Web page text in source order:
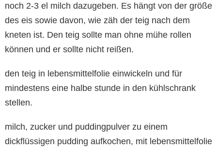
noch 2-3 el milch dazugeben. Es hängt von der größe
des eis sowie davon, wie zäh der teig nach dem
kneten ist. Den teig sollte man ohne mühe rollen
können und er sollte nicht reißen.
den teig in lebensmittelfolie einwickeln und für
mindestens eine halbe stunde in den kühlschrank
stellen.
milch, zucker und puddingpulver zu einem
dickflüssigen pudding aufkochen, mit lebensmittelfolie